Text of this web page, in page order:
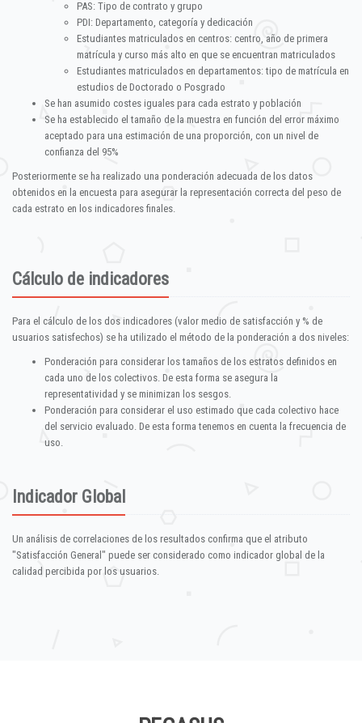
PAS: Tipo de contrato y grupo
PDI: Departamento, categoría y dedicación
Estudiantes matriculados en centros: centro, año de primera
matrícula y curso más alto en que se encuentran matriculados
Estudiantes matriculados en departamentos: tipo de matrícula en
estudios de Doctorado o Posgrado
Se han asumido costes iguales para cada estrato y población
Se ha establecido el tamaño de la muestra en función del error máximo
aceptado para una estimación de una proporción, con un nivel de
confianza del 95%
Posteriormente se ha realizado una ponderación adecuada de los datos
obtenidos en la encuesta para asegurar la representación correcta del peso de
cada estrato en los indicadores finales.
Cálculo de indicadores
Para el cálculo de los dos indicadores (valor medio de satisfacción y % de
usuarios satisfechos) se ha utilizado el método de la ponderación a dos niveles:
Ponderación para considerar los tamaños de los estratos definidos en
cada uno de los colectivos. De esta forma se asegura la
representatividad y se minimizan los sesgos.
Ponderación para considerar el uso estimado que cada colectivo hace
del servicio evaluado. De esta forma tenemos en cuenta la frecuencia de
uso.
Indicador Global
Un análisis de correlaciones de los resultados confirma que el atributo
"Satisfacción General" puede ser considerado como indicador global de la
calidad percibida por los usuarios.